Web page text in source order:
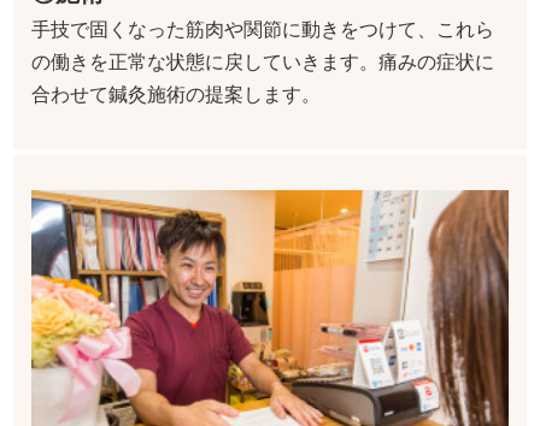
手技で固くなった筋肉や関節に動きをつけて、これら
の働きを正常な状態に戻していきます。痛みの症状に
合わせて鍼灸施術の提案します。